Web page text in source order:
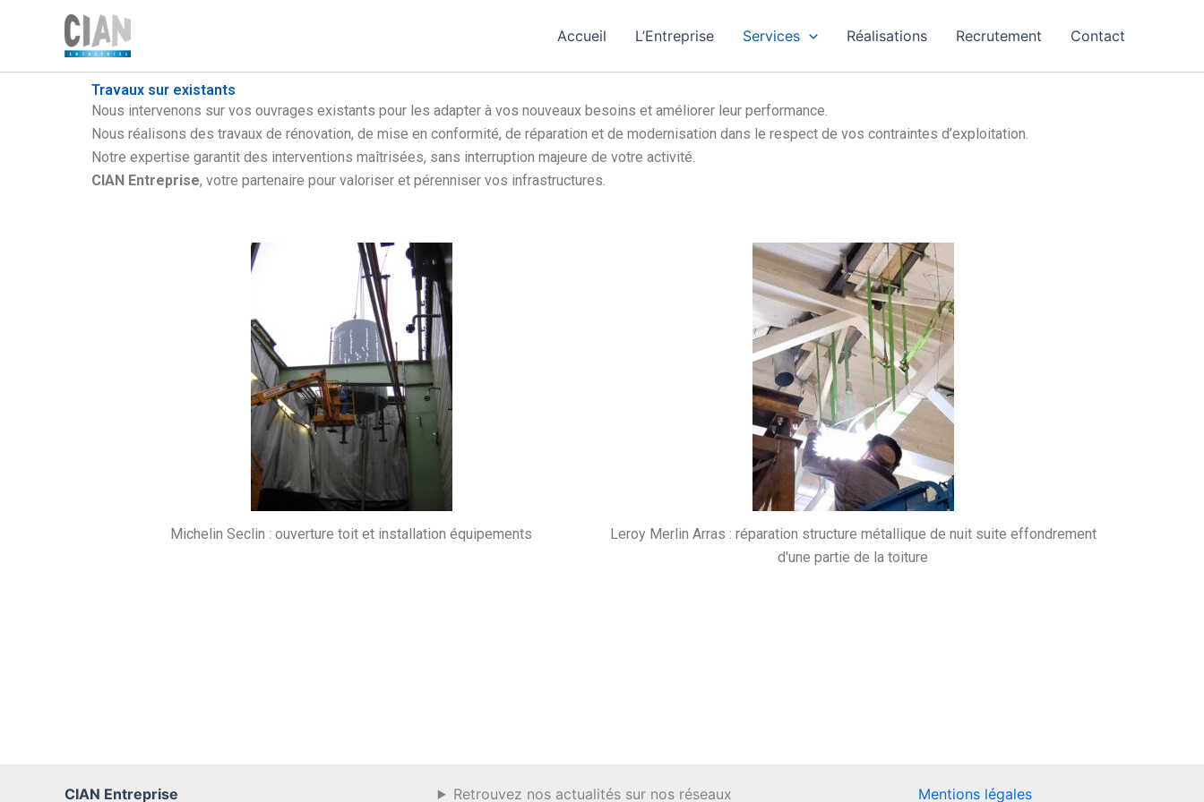
Accueil L’Entreprise Services Réalisations Recrutement Contact
Travaux sur existants
Nous intervenons sur vos ouvrages existants pour les adapter à vos nouveaux besoins et améliorer leur performance.
Nous réalisons des travaux de rénovation, de mise en conformité, de réparation et de modernisation dans le respect de vos contraintes d’exploitation.
Notre expertise garantit des interventions maîtrisées, sans interruption majeure de votre activité.
CIAN Entreprise, votre partenaire pour valoriser et pérenniser vos infrastructures.
Michelin Seclin : ouverture toit et installation équipements
Leroy Merlin Arras : réparation structure métallique de nuit suite effondrement
d'une partie de la toiture
CIAN Entreprise Retrouvez nos actualités sur nos réseaux Mentions légales